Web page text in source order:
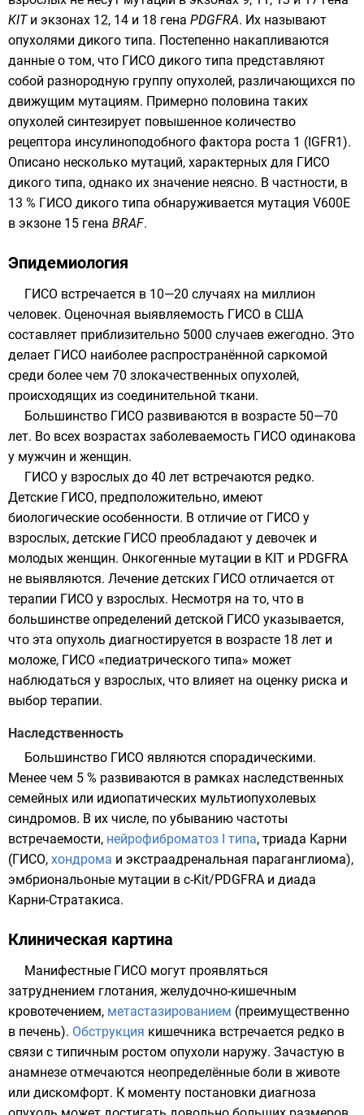
KITи экзонах 12, 14 и 18 гена PDGFRA. Их называют
опухолями дикого типа. Постепенно накапливаются
данные о том, что ГИСО дикого типа представляют
собой разнородную группу опухолей, различающихся по
движущим мутациям. Примерно половина таких
опухолей синтезирует повышенное количество
рецептора инсулиноподобного фактора роста 1 (IGFR1).
Описано несколько мутаций, характерных для ГИСО
дикого типа, однако их значение неясно. В частности, в
13 % ГИСО дикого типа обнаруживается мутация V600E
в экзоне 15 гена BRAF.
Эпидемиология
ГИСО встречается в 10—20 случаях на миллион
человек. Оценочная выявляемость ГИСО в США
составляет приблизительно 5000 случаев ежегодно. Это
делает ГИСО наиболее распространённой саркомой
среди более чем 70 злокачественных опухолей,
происходящих из соединительной ткани.
Большинство ГИСО развиваются в возрасте 50—70
лет. Во всех возрастах заболеваемость ГИСО одинакова
у мужчин и женщин.
ГИСО у взрослых до 40 лет встречаются редко.
Детские ГИСО, предположительно, имеют
биологические особенности. В отличие от ГИСО у
взрослых, детские ГИСО преобладают у девочек и
молодых женщин. Онкогенные мутации в KIT и PDGFRA
не выявляются. Лечение детских ГИСО отличается от
терапии ГИСО у взрослых. Несмотря на то, что в
большинстве определений детской ГИСО указывается,
что эта опухоль диагностируется в возрасте 18 лет и
моложе, ГИСО «педиатрического типа» может
наблюдаться у взрослых, что влияет на оценку риска и
выбор терапии.
Наследственность
Большинство ГИСО являются спорадическими.
Менее чем 5 % развиваются в рамках наследственных
семейных или идиопатических мультиопухолевых
синдромов. В их числе, по убыванию частоты
встречаемости, нейрофиброматоз I типа, триада Карни
(ГИСО, хондрома и экстраадренальная параганглиома),
эмбриональоные мутации в c-Kit/PDGFRA и диада
Карни-Стратакиса.
Клиническая картина
Манифестные ГИСО могут проявляться
затруднением глотания, желудочно-кишечным
кровотечением, метастазированием (преимущественно
в печень). Обструкция кишечника встречается редко в
связи с типичным ростом опухоли наружу. Зачастую в
анамнезе отмечаются неопределённые боли в животе
или дискомфорт. К моменту постановки диагноза